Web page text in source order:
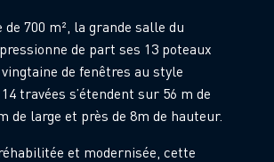
de 700 m², la grande salle du
de part ses 13 poteaux
de fenêtres au style
travées s’étendent sur 56 m de
de large et près de 8m de hauteur.
et modernisée, cette